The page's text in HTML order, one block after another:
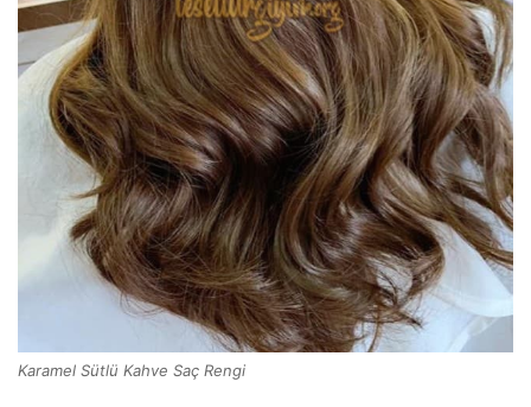
Karamel Sütlü Kahve Saç Rengi